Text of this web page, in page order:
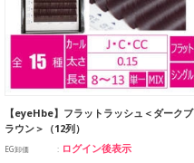
【eyeHbe】フラットラッシュ＜ダークブ
ラウン＞（12列）
EG卸価 ログイン後表示